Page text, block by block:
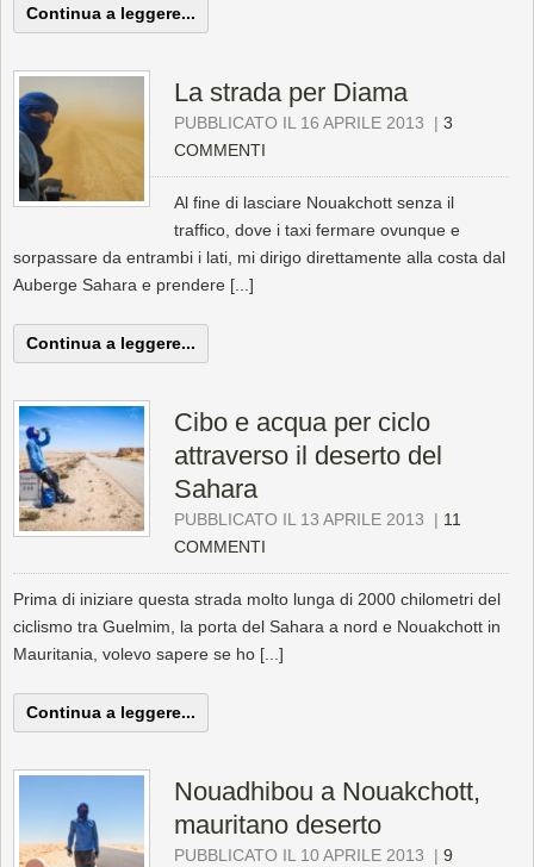
Continua a leggere...
La strada per Diama
PUBBLICATO IL 16 APRILE 2013 | 3
COMMENTI
Al fine di lasciare Nouakchott senza il
traffico, dove i taxi fermare ovunque e
sorpassare da entrambi i lati, mi dirigo direttamente alla costa dal
Auberge Sahara e prendere [...]
Continua a leggere...
Cibo e acqua per ciclo
attraverso il deserto del
Sahara
PUBBLICATO IL 13 APRILE 2013 | 11
COMMENTI
Prima di iniziare questa strada molto lunga di 2000 chilometri del
ciclismo tra Guelmim, la porta del Sahara a nord e Nouakchott in
Mauritania, volevo sapere se ho [...]
Continua a leggere...
Nouadhibou a Nouakchott,
mauritano deserto
PUBBLICATO IL 10 APRILE 2013 | 9